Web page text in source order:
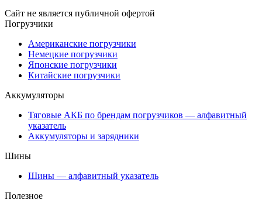
Сайт не является публичной офертой
Погрузчики
Американские погрузчики
Немецкие погрузчики
Японские погрузчики
Китайские погрузчики
Аккумуляторы
Тяговые АКБ по брендам погрузчиков — алфавитный
указатель
Аккумуляторы и зарядники
Шины
Шины — алфавитный указатель
Полезное